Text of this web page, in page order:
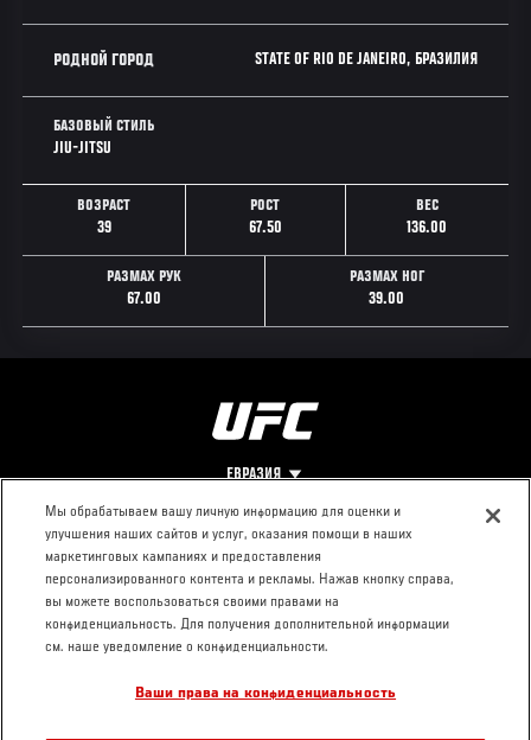
РОДНОЙ ГОРОД STATE OF RIO DE JANEIRO, БРАЗИЛИЯ
БАЗОВЫЙ СТИЛЬ
JIU-JITSU
ВОЗРАСТ
39
РОСТ
67.50
ВЕС
136.00
РАЗМАХ РУК
67.00
РАЗМАХ НОГ
39.00
ЕВРАЗИЯ
Footer
О UFC
Про ММА
Социальная
ответственность
КОНТАКТЫ
Пресс-центр
Условия
использования
Мы обрабатываем вашу личную информацию для оценки и
улучшения наших сайтов и услуг, оказания помощи в наших
маркетинговых кампаниях и предоставления
персонализированного контента и рекламы. Нажав кнопку справа,
вы можете воспользоваться своими правами на
конфиденциальность. Для получения дополнительной информации
см. наше уведомление о конфиденциальности.
Ваши права на конфиденциальность